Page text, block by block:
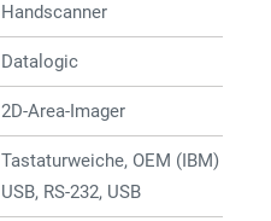
Handscanner
Datalogic
2D-Area-Imager
Tastaturweiche, OEM (IBM)
USB, RS-232, USB